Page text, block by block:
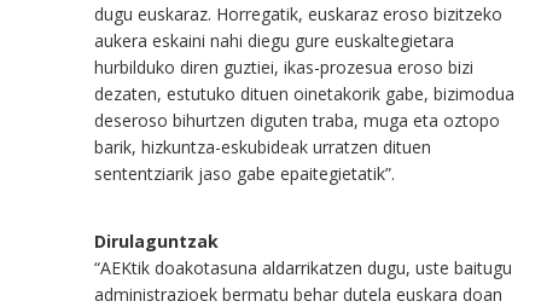
dugu euskaraz. Horregatik, euskaraz eroso bizitzeko
aukera eskaini nahi diegu gure euskaltegietara
hurbilduko diren guztiei, ikas-prozesua eroso bizi
dezaten, estutuko dituen oinetakorik gabe, bizimodua
deseroso bihurtzen diguten traba, muga eta oztopo
barik, hizkuntza-eskubideak urratzen dituen
sententziarik jaso gabe epaitegietatik”.
Dirulaguntzak
“AEKtik doakotasuna aldarrikatzen dugu, uste baitugu
administrazioek bermatu behar dutela euskara doan